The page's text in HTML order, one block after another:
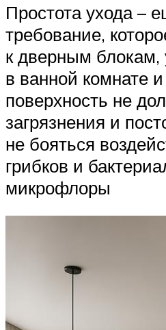
Простота ухода –
требование,
к дверным блокам,
в ванной комнате
поверхность не
загрязнения и
не бояться
грибков и
микрофлоры